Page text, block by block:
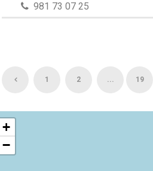
981 73 07 25
1 2 ... 19
+
−